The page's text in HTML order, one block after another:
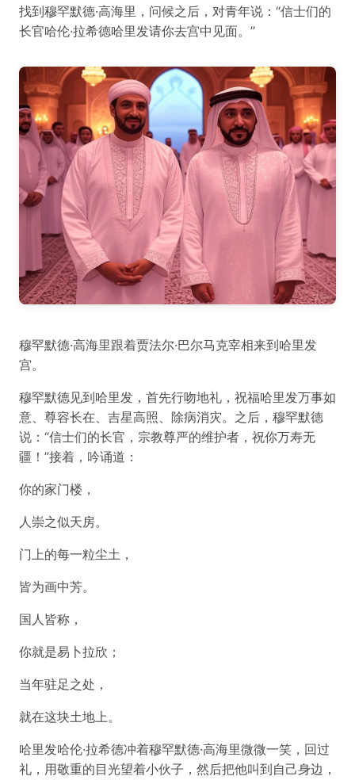
找到穆罕默德·高海里，问候之后，对青年说：“信士们的
长官哈伦·拉希德哈里发请你去宫中见面。”
穆罕默德·高海里跟着贾法尔·巴尔马克宰相来到哈里发
宫。
穆罕默德见到哈里发，首先行吻地礼，祝福哈里发万事如
意、尊容长在、吉星高照、除病消灾。之后，穆罕默德
说：“信士们的长官，宗教尊严的维护者，祝你万寿无
疆！”接着，吟诵道：
你的家门楼，
人崇之似天房。
门上的每一粒尘土，
皆为画中芳。
国人皆称，
你就是易卜拉欣；
当年驻足之处，
就在这块土地上。
哈里发哈伦·拉希德冲着穆罕默德·高海里微微一笑，回过
礼，用敬重的目光望着小伙子，然后把他叫到自己身边，